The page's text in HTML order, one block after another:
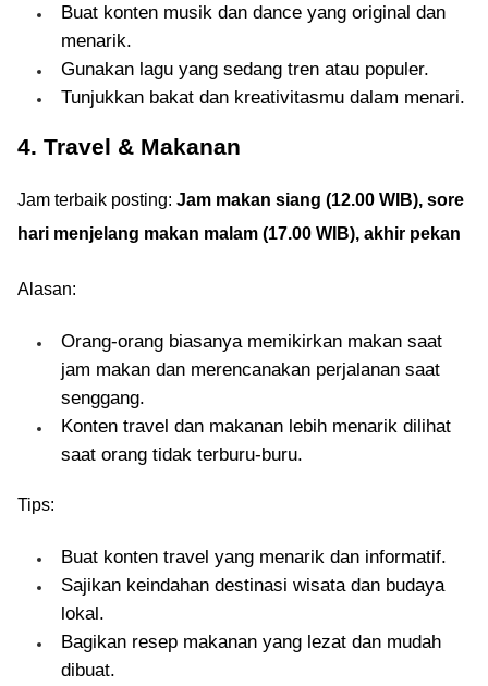
Buat konten musik dan dance yang original dan
menarik.
Gunakan lagu yang sedang tren atau populer.
Tunjukkan bakat dan kreativitasmu dalam menari.
4. Travel & Makanan
Jam terbaik posting: Jam makan siang (12.00 WIB), sore
hari menjelang makan malam (17.00 WIB), akhir pekan
Alasan:
Orang-orang biasanya memikirkan makan saat
jam makan dan merencanakan perjalanan saat
senggang.
Konten travel dan makanan lebih menarik dilihat
saat orang tidak terburu-buru.
Tips:
Buat konten travel yang menarik dan informatif.
Sajikan keindahan destinasi wisata dan budaya
lokal.
Bagikan resep makanan yang lezat dan mudah
dibuat.